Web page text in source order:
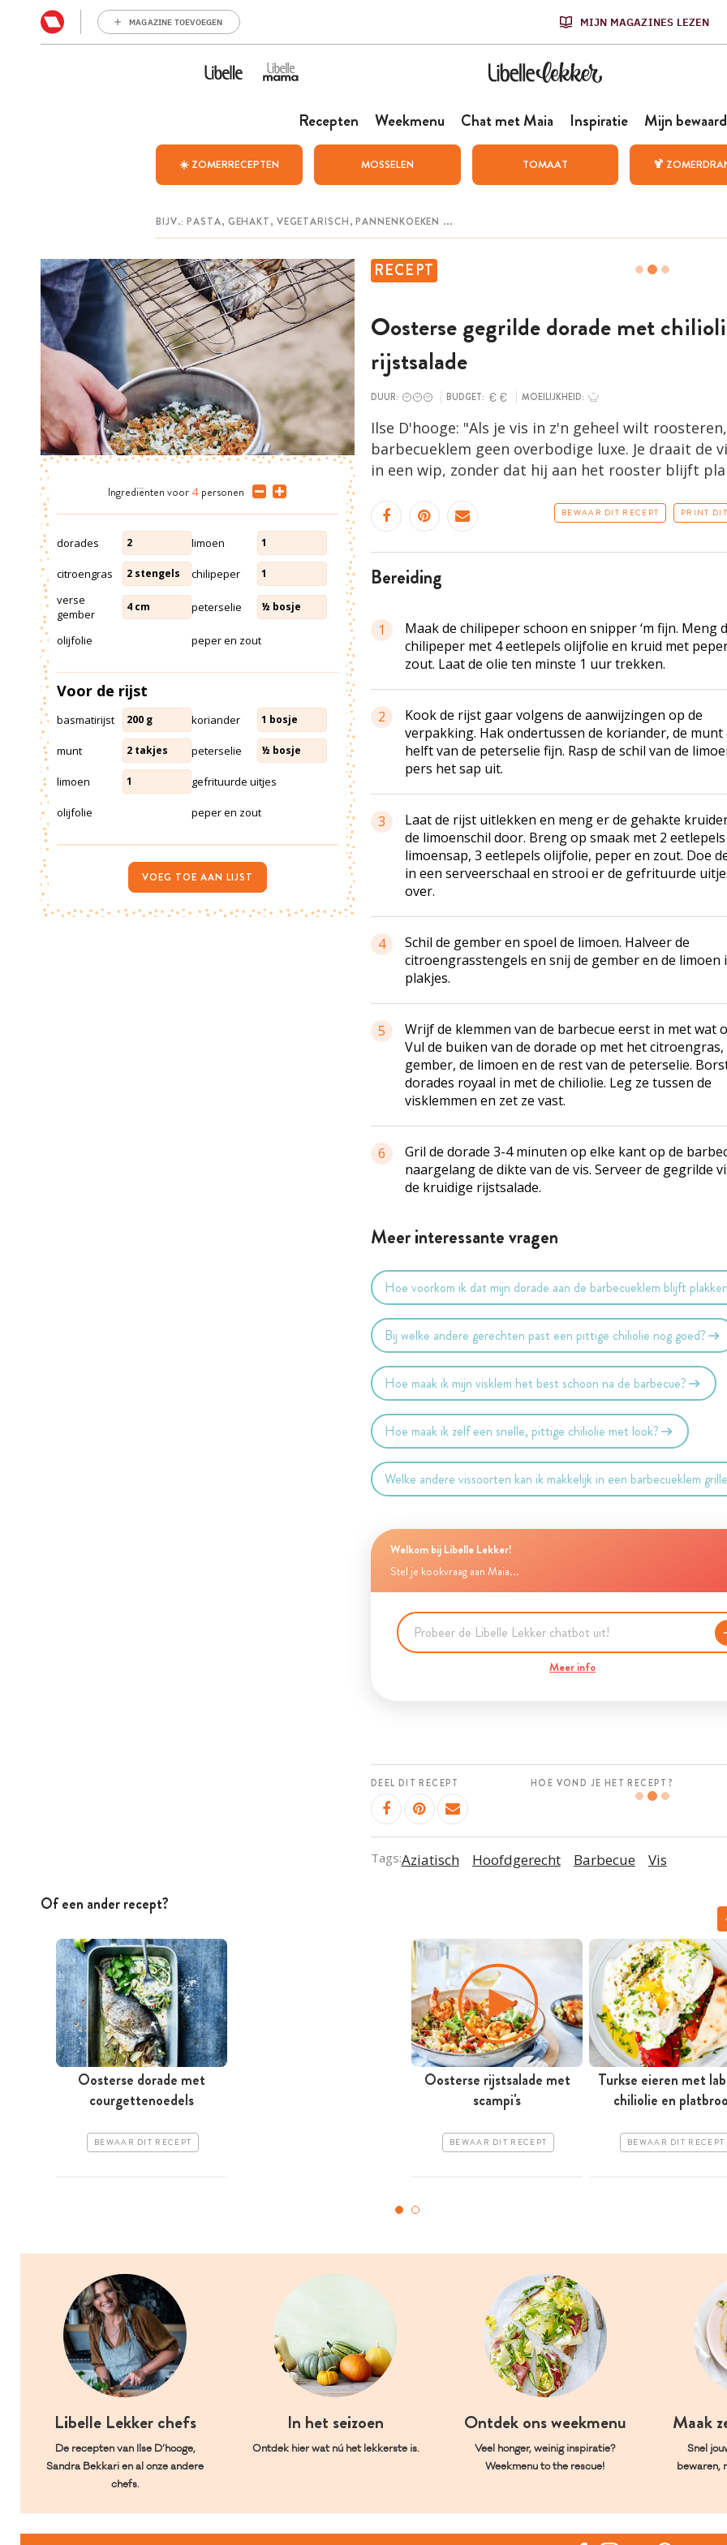
MAGAZINE TOEVOEGEN MIJN MAGAZINES LEZEN
Recepten Weekmenu Chat met Maia Inspiratie Mijn
☀️ ZOMERRECEPTEN MOSSELEN TOMAAT 🍹
RECEPT
Oosterse gegrilde dorade met
rijstsalade
DUUR: BUDGET: MOEILIJKHEID:
Ilse D'hooge: "Als je vis in z'n geheel wilt
barbecueklem geen overbodige luxe. Je draait de
in een wip, zonder dat hij aan het rooster blijft
BEWAAR DIT RECEPT PRINT
bereiding
1
Maak de chilipeper schoon en snipper ‘m fijn. Meng
chilipeper met 4 eetlepels olijfolie en kruid met
zout. Laat de olie ten minste 1 uur trekken.
2
Kook de rijst gaar volgens de aanwijzingen op de
verpakking. Hak ondertussen de koriander, de munt
helft van de peterselie fijn. Rasp de schil van de
pers het sap uit.
3
Laat de rijst uitlekken en meng er de gehakte
de limoenschil door. Breng op smaak met 2 eetlepels
limoensap, 3 eetlepels olijfolie, peper en zout. Doe
in een serveerschaal en strooi er de gefrituurde
over.
4
Schil de gember en spoel de limoen. Halveer de
citroengrasstengels en snij de gember en de limoen
plakjes.
5
Wrijf de klemmen van de barbecue eerst in met wat
Vul de buiken van de dorade op met het citroengras,
gember, de limoen en de rest van de peterselie.
dorades royaal in met de chiliolie. Leg ze tussen de
visklemmen en zet ze vast.
6
Gril de dorade 3-4 minuten op elke kant op de
naargelang de dikte van de vis. Serveer de gegrilde
de kruidige rijstsalade.
Meer interessante vragen
Hoe voorkom ik dat mijn dorade aan de barbecueklem blijft
Bij welke andere gerechten past een pittige chiliolie nog goed?
Hoe maak ik mijn visklem het best schoon na de barbecue?
Hoe maak ik zelf een snelle, pittige chiliolie met look?
Welke andere vissoorten kan ik makkelijk in een barbecueklem
Welkom bij Libelle Lekker!
Stel je kookvraag aan Maia...
Meer info
DEEL DIT RECEPT HOE VOND JE HET RECEPT?
Tags:Aziatisch Hoofdgerecht Barbecue Vis
Ingrediënten voor 4 personen
dorades 2 limoen 1
citroengras 2 stengels chilipeper 1
verse
gember
4 cm peterselie ½ bosje
olijfolie peper en zout
Voor de rijst
basmatirijst 200 g koriander 1 bosje
munt 2 takjes peterselie ½ bosje
limoen 1 gefrituurde uitjes
olijfolie peper en zout
VOEG TOE AAN LIJST
Of een ander recept?
Oosterse dorade met
courgettenoedels
BEWAAR DIT RECEPT
Oosterse rijstsalade met
scampi's
BEWAAR DIT RECEPT
Turkse eieren met
chiliolie en
BEWAAR DIT RECEPT
Libelle Lekker chefs
De recepten van Ilse D’hooge,
Sandra Bekkari en al onze andere
chefs.
In het seizoen
Ontdek hier wat nú het lekkerste is.
Ontdek ons weekmenu
Veel honger, weinig inspiratie?
Weekmenu to the rescue!
Maak
Snel
bewaren,